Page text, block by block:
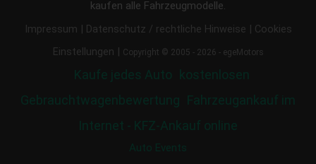
kaufen alle Fahrzeugmodelle.
Impressum | Datenschutz / rechtliche Hinweise | Cookies
Einstellungen | Copyright © 2005 - 2026 - egeMotors
Kaufe jedes Auto kostenlosen
Gebrauchtwagenbewertung Fahrzeugankauf im
Internet - KFZ-Ankauf online
Auto Events